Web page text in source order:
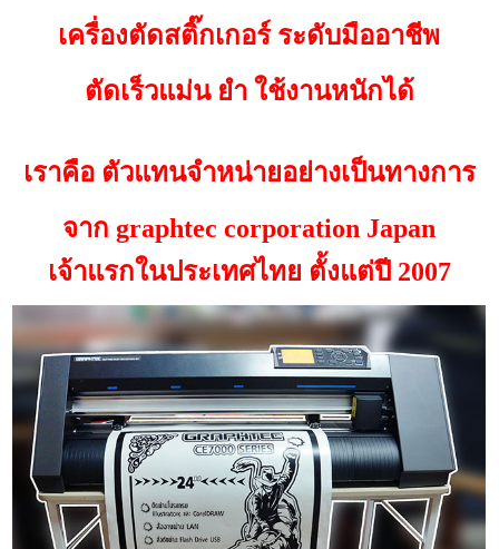
เครื่องตัดสติ๊กเกอร์ ระดับมืออาชีพ
ตัดเร็วแม่น ยำ ใช้งานหนักได้
เราคือ ตัวแทนจำหน่ายอย่างเป็นทางการ
จาก graphtec corporation Japan
เจ้าแรกในประเทศไทย ตั้งแต่ปี 2007